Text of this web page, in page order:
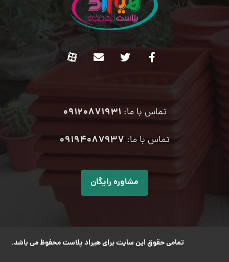
تماس با ما:09120871931
تماس با ما: ۰۹۱۹۴۰۸۷۹۳۷
مشاوره رایگان
تمامی حقوق این سایت برای هیراد پلاست محفوظ می باشد.